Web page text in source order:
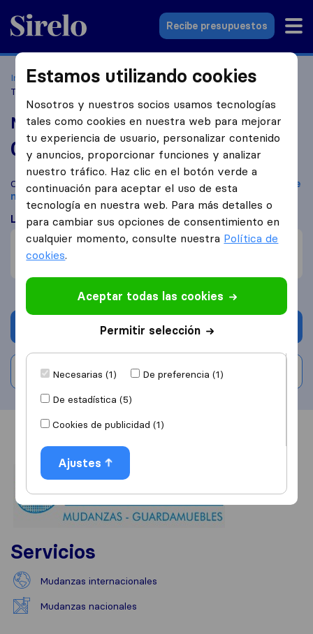
Sirelo.es
Recibe presupuestos
Inicio Empresas de mudanzas Madrid
Mudanzas
Transquiron Portes
Mudanzas Transquiron Portes
0,0 basado en2
reseñas de Sirelo y Google
i
Compara Mudanzas Transquiron Portes con otras
empresas de
mudanzasdeMadrid
Lo que dicen los clientes
Profesional (1)
Precio (1)
Solicita Presupuestos
Escribe una valoración
Servicios
Mudanzas internacionales
Mudanzas nacionales
Estamos utilizando cookies
Nosotros y nuestros socios usamos tecnologías
tales como cookies en nuestra web para mejorar
tu experiencia de usuario, personalizar contenido
y anuncios, proporcionar funciones y analizar
nuestro tráfico. Haz clic en el botón verde a
continuación para aceptar el uso de esta
tecnología en nuestra web. Para más detalles o
para cambiar sus opciones de consentimiento en
cualquier momento, consulte nuestra Política de
cookies.
Aceptar todas las cookies
Permitir selección
Necesarias (1)
De preferencia (1)
De estadística (5)
Cookies de publicidad (1)
Ajustes